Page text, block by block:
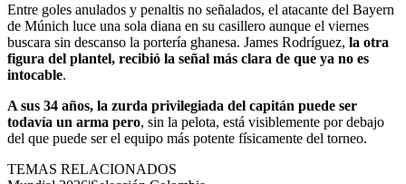
Entre goles anulados y penaltis no señalados, el atacante del Bayern
de Múnich luce una sola diana en su casillero aunque el viernes
buscara sin descanso la portería ghanesa. James Rodríguez, la otra
figura del plantel, recibió la señal más clara de que ya no es
intocable.
A sus 34 años, la zurda privilegiada del capitán puede ser
todavía un arma pero, sin la pelota, está visiblemente por debajo
del que puede ser el equipo más potente físicamente del torneo.
TEMAS RELACIONADOS